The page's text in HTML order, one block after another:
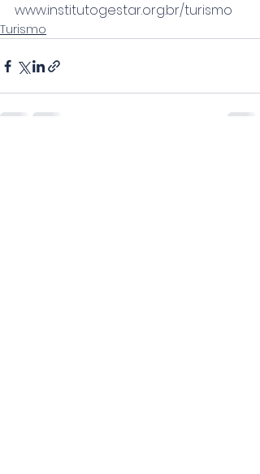
www.institutogestar.org.br/turismo
Turismo